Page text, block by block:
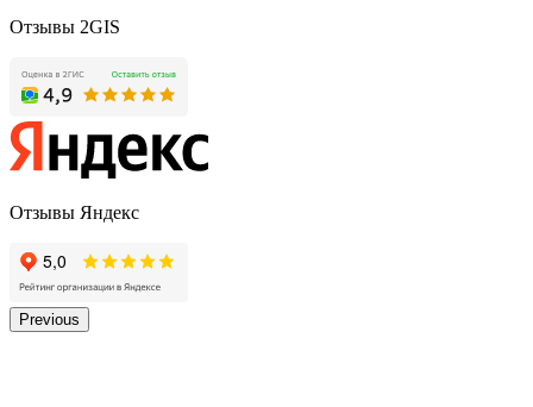
Отзывы 2GIS
Отзывы Яндекс
Previous